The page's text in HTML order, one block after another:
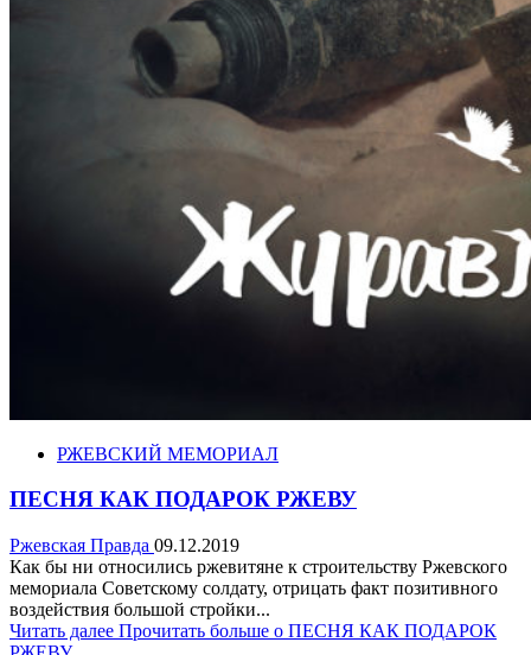
РЖЕВСКИЙ МЕМОРИАЛ
ПЕСНЯ КАК ПОДАРОК РЖЕВУ
Ржевская Правда 09.12.2019
Как бы ни относились ржевитяне к строительству Ржевского
мемориала Советскому солдату, отрицать факт позитивного
воздействия большой стройки...
Читать далее Прочитать больше о ПЕСНЯ КАК ПОДАРОК